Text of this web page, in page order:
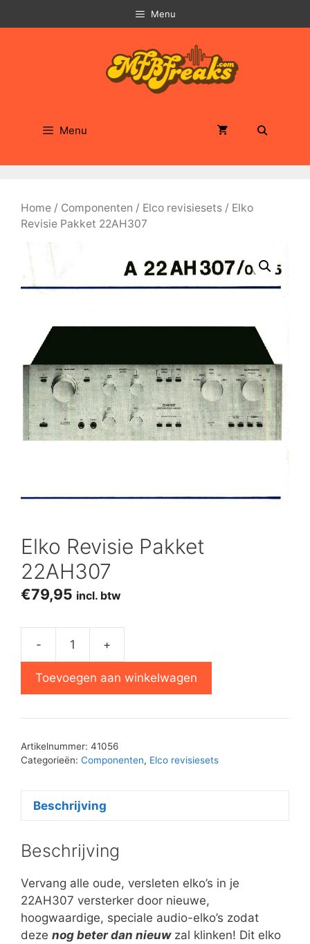
naar
Menu
Menu
Home / Componenten / Elco revisiesets / Elko
Revisie Pakket 22AH307
Elko Revisie Pakket
22AH307
€79,95 incl. btw
-
Pakket
aantal
+
Toevoegen aan winkelwagen
Artikelnummer: 41056
Categorieën: Componenten, Elco revisiesets
Beschrijving
Beschrijving
Vervang alle oude, versleten elko’s in je
22AH307 versterker door nieuwe,
hoogwaardige, speciale audio-elko’s zodat
deze nog beter dan nieuwzal klinken! Dit elko